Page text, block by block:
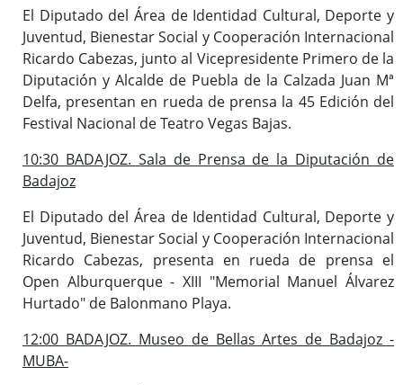
El Diputado del Área de Identidad Cultural, Deporte y
Juventud, Bienestar Social y Cooperación Internacional
Ricardo Cabezas, junto al Vicepresidente Primero de la
Diputación y Alcalde de Puebla de la Calzada Juan Mª
Delfa, presentan en rueda de prensa la 45 Edición del
Festival Nacional de Teatro Vegas Bajas.
10:30 BADAJOZ. Sala de Prensa de la Diputación de
Badajoz
El Diputado del Área de Identidad Cultural, Deporte y
Juventud, Bienestar Social y Cooperación Internacional
Ricardo Cabezas, presenta en rueda de prensa el
Open Alburquerque - XIII "Memorial Manuel Álvarez
Hurtado" de Balonmano Playa.
12:00 BADAJOZ. Museo de Bellas Artes de Badajoz -
MUBA-